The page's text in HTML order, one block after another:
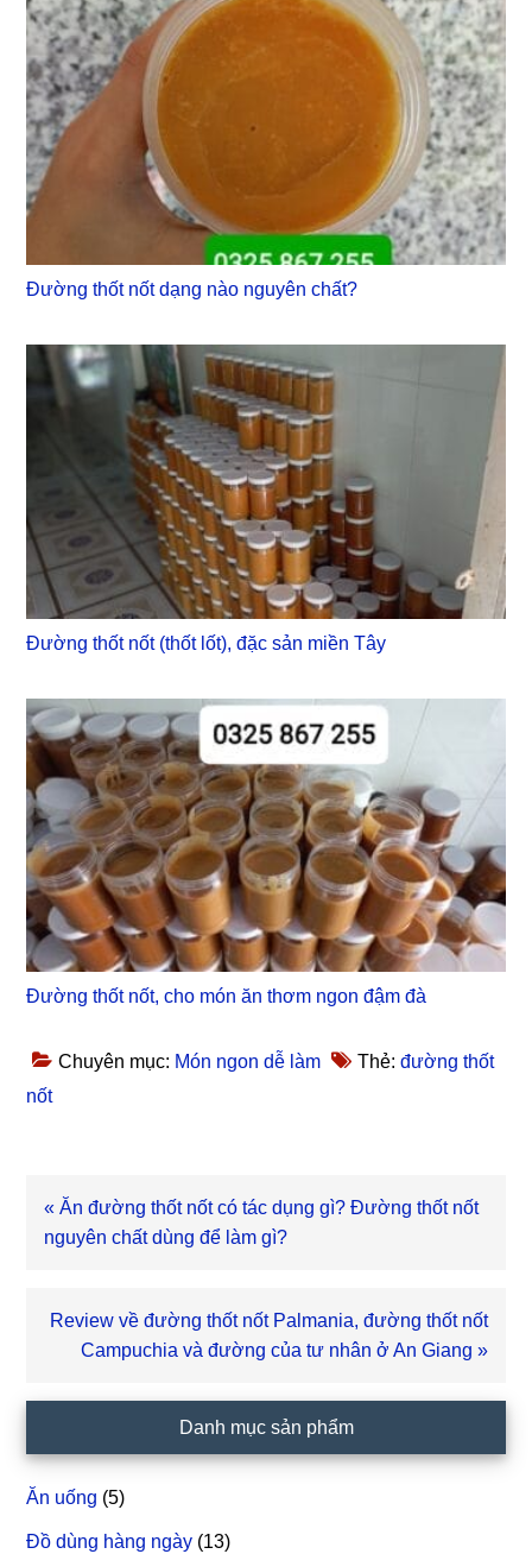
Đường thốt nốt dạng nào nguyên chất?
Đường thốt nốt (thốt lốt), đặc sản miền Tây
Đường thốt nốt, cho món ăn thơm ngon đậm đà
Chuyên mục: Món ngon dễ làm Thẻ:đường thốt
nốt
Bài
viết
« Ăn đường thốt nốt có tác dụng gì? Đường thốt nốt
nguyên chất dùng để làm gì?
Bài
Review về đường thốt nốt Palmania, đường thốt nốt
Campuchia và đường của tư nhân ở An Giang »
chính
Danh mục sản phẩm
Ăn uống (5)
Đồ dùng hàng ngày (13)